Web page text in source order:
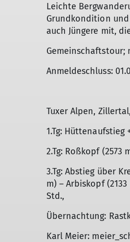
Leichte
Grundkondition
auch Jüngere mit,
Gemeinschaftstour;
Anmeldeschluss:
Tuxer Alpen,
1.Tg:
2.Tg: Roßkopf (2573
3.Tg: Abstieg über
m) – Arbiskopf
Std.,
Übernachtung:
Karl Meier: